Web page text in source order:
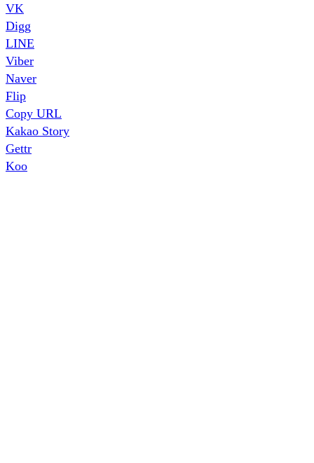
VK
Digg
LINE
Viber
Naver
Flip
Copy URL
Kakao Story
Gettr
Koo